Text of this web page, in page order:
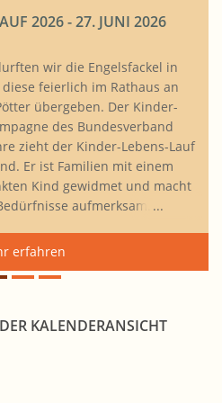
2026 - 27. JUNI 2026
wir die Engelsfackel in
feierlich im Rathaus an
übergeben. Der Kinder-
des Bundesverband
zieht der Kinder-Lebens-Lauf
Er ist Familien mit einem
Kind gewidmet und macht
aufmerksam. Indem
ist er eines der größten
Leben, Zusamm
erfahren
KALENDERANSICHT